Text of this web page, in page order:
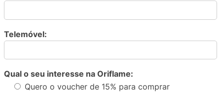
Telemóvel:
Qual o seu interesse na Oriflame:
Quero o voucher de 15% para comprar